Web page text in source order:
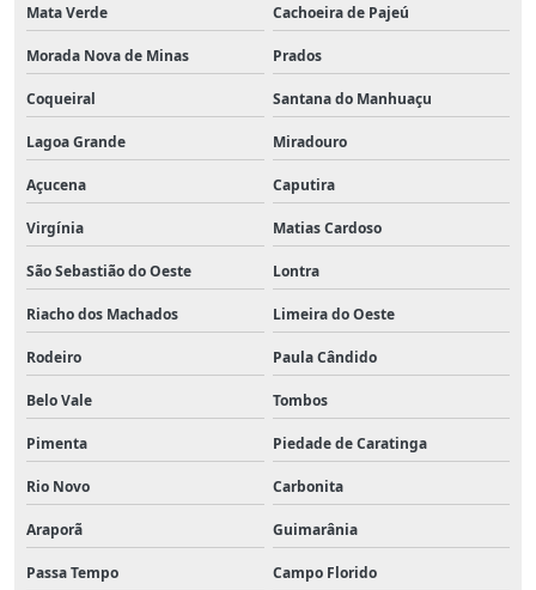
Mata Verde Cachoeira de Pajeú
Morada Nova de Minas Prados
Coqueiral Santana do Manhuaçu
Lagoa Grande Miradouro
Açucena Caputira
Virgínia Matias Cardoso
São Sebastião do Oeste Lontra
Riacho dos Machados Limeira do Oeste
Rodeiro Paula Cândido
Belo Vale Tombos
Pimenta Piedade de Caratinga
Rio Novo Carbonita
Araporã Guimarânia
Passa Tempo Campo Florido